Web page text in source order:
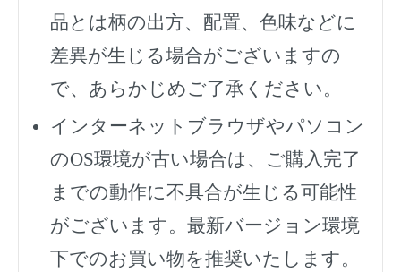
品とは柄の出方、配置、色味などに
差異が生じる場合がございますの
で、あらかじめご了承ください。
インターネットブラウザやパソコン
のOS環境が古い場合は、ご購入完了
までの動作に不具合が生じる可能性
がございます。最新バージョン環境
下でのお買い物を推奨いたします。